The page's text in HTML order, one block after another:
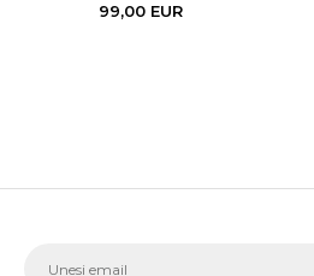
99,00 EUR